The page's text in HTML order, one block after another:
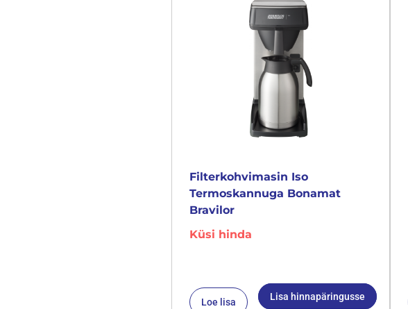
Filterkohvimasin Iso
Termoskannuga Bonamat
Bravilor
Küsi hinda
Loe lisa Lisa hinnapäringusse